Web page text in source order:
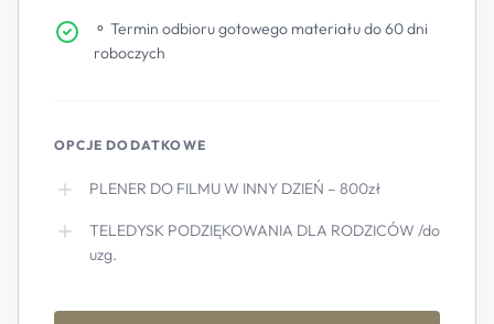
⚬ Termin odbioru gotowego materiału do 60 dni
roboczych
OPCJE DODATKOWE
PLENER DO FILMU W INNY DZIEŃ – 800zł
TELEDYSK PODZIĘKOWANIA DLA RODZICÓW /do
uzg.